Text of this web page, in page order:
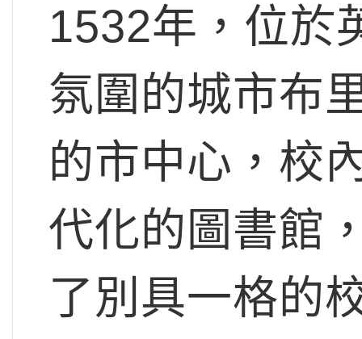
1532年，位於
氛圍的城市布
的市中心，校
代化的圖書館
了別具一格的